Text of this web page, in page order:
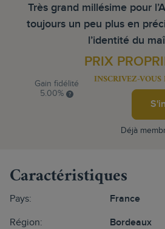
Très grand millésime pour
toujours un peu plus en
l’identité du
PRIX
Gain fidélité
5.00%
INSCRIVEZ-
Déjà
Caractéristiques
Pays: France
Région: Bordeaux